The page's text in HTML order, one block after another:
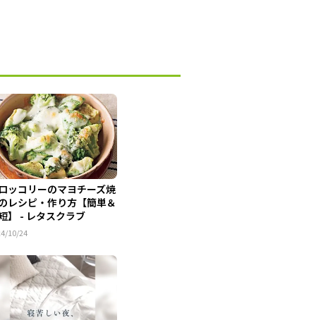
ッコリーのマヨチーズ焼
レシピ・作り方【簡単＆
】 - レタスクラブ
10/24